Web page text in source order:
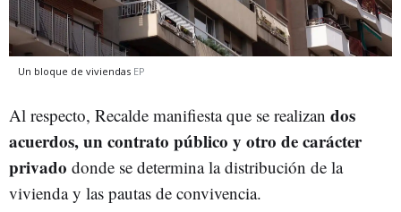
Un bloque de viviendas EP
Al respecto, Recalde manifiesta que se realizan dos
acuerdos, un contrato público y otro de carácter
privado donde se determina la distribución de la
vivienda y las pautas de convivencia.